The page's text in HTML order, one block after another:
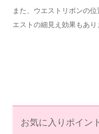
また、ウエストリボンの
エストの細見え効果もあ
お気に入りポイ